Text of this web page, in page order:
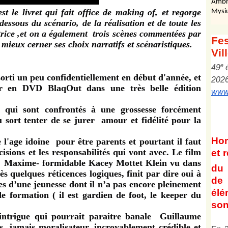
le livret quifait office de making of, et regorge
du scénario, de la réalisation et de toute les
,et on a égalementtrois scènes commentéespar
cerner ses choix narratifs et scénaristiques.
un peu confidentiellement en début d'année, et
en DVD BlaqOut dans une très belle édition
sont confrontés à une grossesse forcément
sort tenter de se jurer amour et fidélité pour la
l'age idoine pour être parents et pourtant il faut
et les responsabilités qui vont avec. Le film
formidable Kacey Mottet Klein vu dans
quelques réticences logiques, finit par dire oui à
jeunesse dont il n’a pas encore pleinement
formation ( il est gardien de foot, le keeper du
qui pourrait paraitre banale Guillaume
49e
202
et
du
de